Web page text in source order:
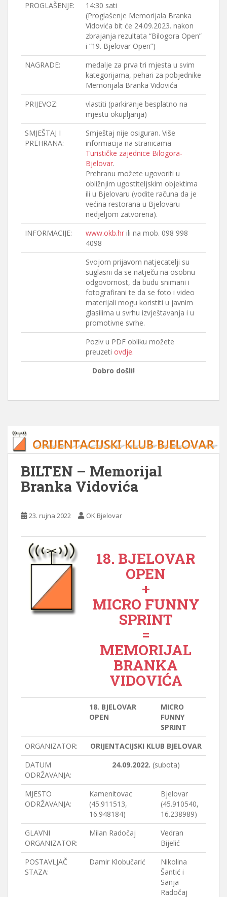
PROGLAŠENJE:
14:30 sati
(Proglašenje Memorijala Branka
Vidovića bit će 24.09.2023. nakon
zbrajanja rezultata “Bilogora Open”
i “19. Bjelovar Open”)
NAGRADE:
medalje za prva tri mjesta u svim
kategorijama, pehari za pobjednike
Memorijala Branka Vidovića
PRIJEVOZ:
vlastiti (parkiranje besplatno na
mjestu okupljanja)
SMJEŠTAJ I
PREHRANA:
Smještaj nije osiguran. Više
informacija na stranicama
Turističke zajednice Bilogora-
Bjelovar.
Prehranu možete ugovoriti u
obližnjim ugostiteljskim objektima
ili u Bjelovaru (vodite računa da je
većina restorana u Bjelovaru
nedjeljom zatvorena).
INFORMACIJE:
www.okb.hr ili na mob. 098 998
4098
Svojom prijavom natjecatelji su
suglasni da se natječu na osobnu
odgovornost, da budu snimani i
fotografirani te da se foto i video
materijali mogu koristiti u javnim
glasilima u svrhu izvještavanja i u
promotivne svrhe.
Poziv u PDF obliku možete
preuzeti ovdje.
Dobro došli!
BILTEN – Memorijal
Branka Vidovića
23. rujna 2022 OK Bjelovar
18. BJELOVAR
OPEN
+
MICRO FUNNY
SPRINT
=
MEMORIJAL
BRANKA
VIDOVIĆA
18. BJELOVAR
OPEN
MICRO
FUNNY
SPRINT
ORGANIZATOR:
ORIJENTACIJSKI KLUB BJELOVAR
DATUM
ODRŽAVANJA:
24.09.2022. (subota)
MJESTO
ODRŽAVANJA:
Kamenitovac
(45.911513,
16.948184)
Bjelovar
(45.910540,
16.238989)
GLAVNI
ORGANIZATOR:
Milan Radočaj
Vedran
Bijelić
POSTAVLJAČ
STAZA:
Damir Klobučarić
Nikolina
Šantić i
Sanja
Radočaj